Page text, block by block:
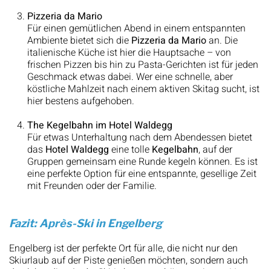
Pizzeria da Mario
Für einen gemütlichen Abend in einem entspannten
Ambiente bietet sich die Pizzeria da Marioan. Die
italienische Küche ist hier die Hauptsache – von
frischen Pizzen bis hin zu Pasta-Gerichten ist für jeden
Geschmack etwas dabei. Wer eine schnelle, aber
köstliche Mahlzeit nach einem aktiven Skitag sucht, ist
hier bestens aufgehoben.
The Kegelbahn im Hotel Waldegg
Für etwas Unterhaltung nach dem Abendessen bietet
das Hotel Waldegg eine tolle Kegelbahn, auf der
Gruppen gemeinsam eine Runde kegeln können. Es ist
eine perfekte Option für eine entspannte, gesellige Zeit
mit Freunden oder der Familie.
Fazit: Après-Ski in Engelberg
Engelberg ist der perfekte Ort für alle, die nicht nur den
Skiurlaub auf der Piste genießen möchten, sondern auch